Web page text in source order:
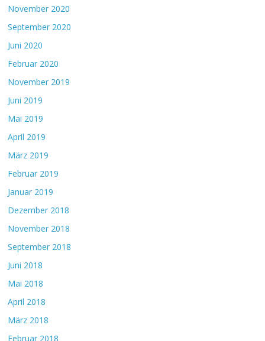
November 2020
September 2020
Juni 2020
Februar 2020
November 2019
Juni 2019
Mai 2019
April 2019
März 2019
Februar 2019
Januar 2019
Dezember 2018
November 2018
September 2018
Juni 2018
Mai 2018
April 2018
März 2018
Februar 2018